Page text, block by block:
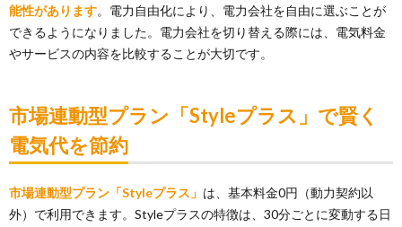
能性があります。電力自由化により、電力会社を自由に選ぶことが
できるようになりました。電力会社を切り替える際には、電気料金
やサービスの内容を比較することが大切です。
市場連動型プラン「Styleプラス」で賢く
電気代を節約
市場連動型プラン「Styleプラス」 は、基本料金0円（動力契約以
外）で利用できます。Styleプラスの特徴は、30分ごとに変動する日